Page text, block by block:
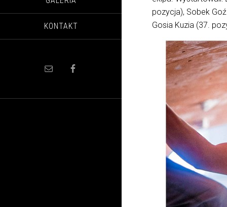
KONTAKT
pozycja), Sobek
Gosia Kuzia (37.